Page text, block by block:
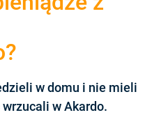
w domu i nie mieli
w Akardo.